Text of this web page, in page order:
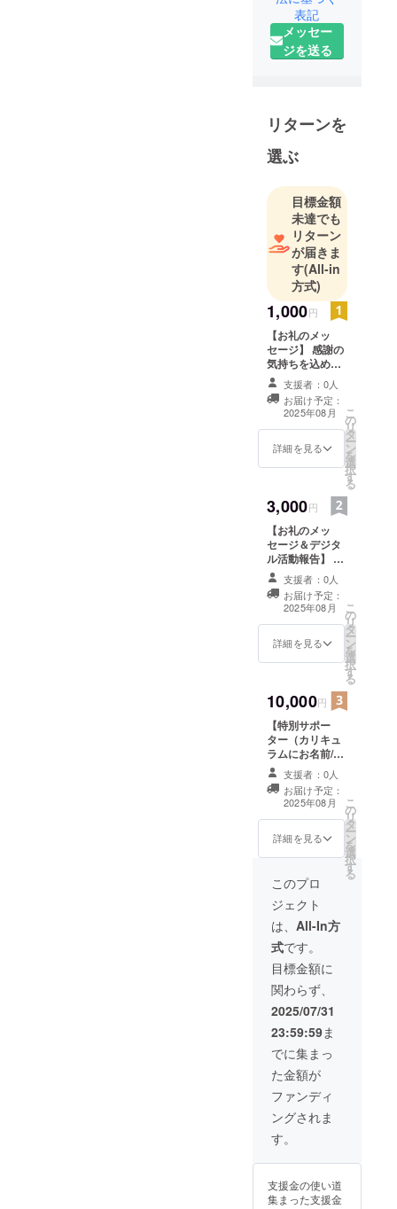
用に携わっ
てきまし
た。常に社
生み出すこ
とに情熱を
注ぎ、数々
のプロジェ
クトを形に
してきまし
た。
また、その
傍らで、某
野球の学生
団体の理事
長も務めて
います。こ
こでは、学
生たちが秘
める無限の
成支援に尽
力してきま
した。彼ら
が社会で活
躍できるよ
う、単なる
技術指導に
留まらず、
サポートを
日々行って
います。
インター
ネットの普
及により、
誰もが手軽
るように
なった現
代。しか
し、情報過
多や情報の
信頼性、多
様な価値観
の衝突と
いった新た
な課題も生
まれていま
す。このよ
うな状況下
で、子ども
たちが情報
に主体的に
向き合い、
表記
メッセー
ジを送る
リターンを
選ぶ
目標金額
未達でも
リターン
が届きま
す(All-in
方式)
1,000円
【お礼のメッ
セージ】 感謝の
気持ちを込め
て、お礼のメッ
セージをお送り
します。
支援者：0人
お届け予定：
2025年08月
詳細を見る
こ
の
リ
タ
ー
ン
を
選
択
す
る
3,000円
【お礼のメッ
セージ＆デジタ
ル活動報告】 ・
感謝の気持ちを
込めて、お礼の
メッセージをお
送りします。 ・
カリキュラムの
実施内容を活動
支援者：0人
お届け予定：
2025年08月
詳細を見る
こ
の
リ
タ
ー
ン
を
選
択
す
る
10,000円
【特別サポー
ター（カリキュ
ラムにお名前/
メッセージ掲
載）】 ・プロ
ジェクトのカリ
キュラム内に、
ご希望のお名前
（企業・団体名
してメッセージ
を含めて掲載さ
せていただきま
す。 ・備考欄に
お名前やメッ
セージをご記載
ください
支援者：0人
お届け予定：
2025年08月
詳細を見る
こ
の
リ
タ
ー
ン
を
選
択
す
る
このプロ
ジェクト
は、 All-In方
式です。
目標金額に
関わらず、
2025/07/31
23:59:59ま
でに集まっ
た金額が
ファンディ
ングされま
す。
支援金の使い道
集まった支援金